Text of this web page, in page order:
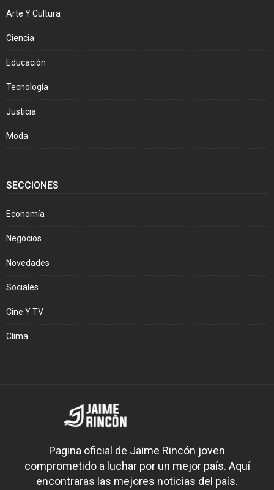
Arte Y Cultura
Ciencia
Educación
Tecnología
Justicia
Moda
SECCIONES
Economía
Negocios
Novedades
Sociales
Cine Y TV
Clima
Pagina oficial de Jaime Rincón joven
comprometido a luchar por un mejor país. Aquí
encontraras las mejores noticias del país.